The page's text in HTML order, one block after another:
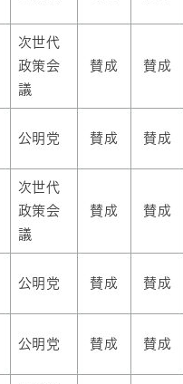
次世代
政策会
議
賛成 賛成
公明党 賛成 賛成
次世代
政策会
議
賛成 賛成
公明党 賛成 賛成
公明党 賛成 賛成